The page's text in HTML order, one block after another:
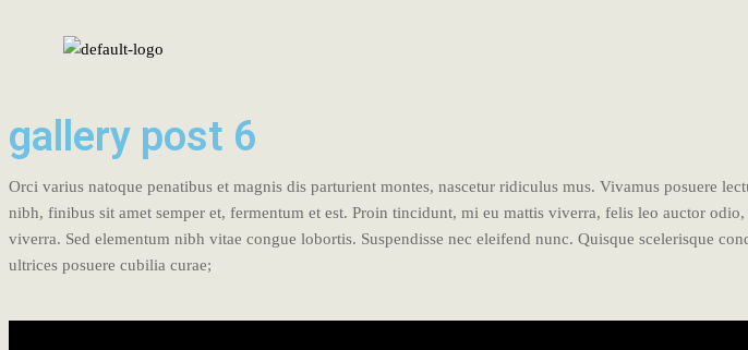
gallery post 6
Orci varius natoque penatibus et magnis dis parturient montes, nascetur ridiculus mus. Vivamus posuere
nibh, finibus sit amet semper et, fermentum et est. Proin tincidunt, mi eu mattis viverra, felis leo auctor
viverra. Sed elementum nibh vitae congue lobortis. Suspendisse nec eleifend nunc. Quisque scelerisque
ultrices posuere cubilia curae;